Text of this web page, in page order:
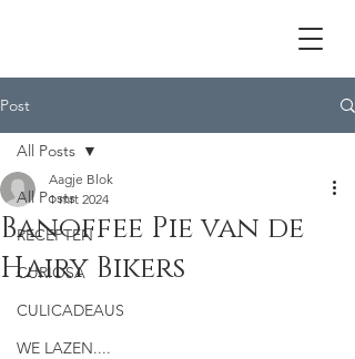
Post
All Posts
RECEPTEN
CURIOSA
CULICADEAUS
WE LAZEN....
All Posts
Banoffee Pie van de
Hairy Bikers
Aagje Blok
1 mrt 2024